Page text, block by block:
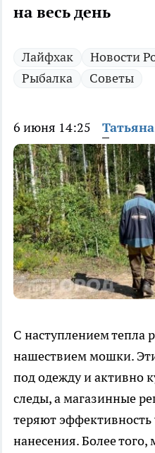
на весь день
Лайфхак Новости
Рыбалка
Советы
6 июня 14:25
С наступлением тепла
нашествием мошки.
под одежду и активно
следы, а магазинные
теряют эффективность
нанесения. Более того,